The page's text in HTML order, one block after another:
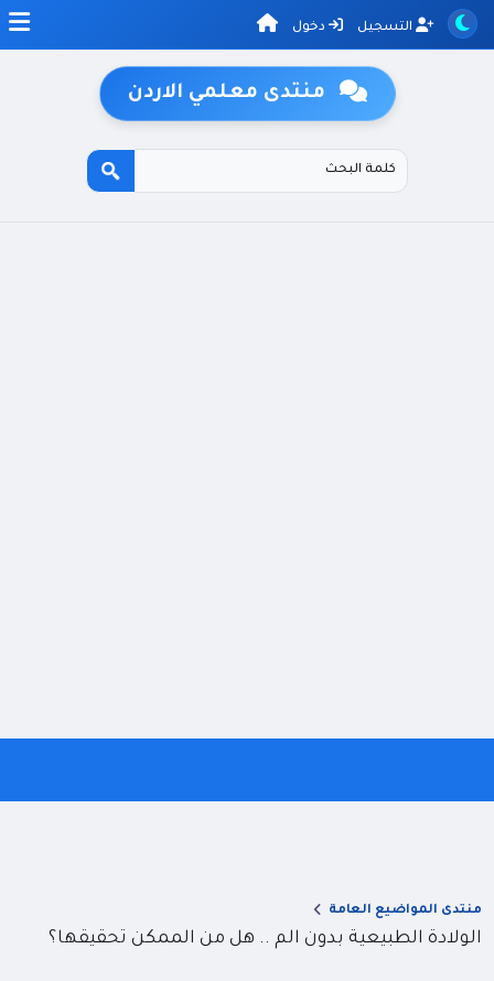
التسجيل دخول
منتدى معلمي الاردن
منتدى المواضيع العامة
الولادة الطبيعية بدون الم .. هل من الممكن تحقيقها؟